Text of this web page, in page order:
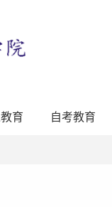
育 自考教育